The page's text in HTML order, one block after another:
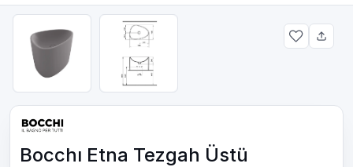
Bocchı Etna Tezgah Üstü